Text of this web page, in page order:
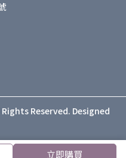
立即購買
Rights Reserved. Designed